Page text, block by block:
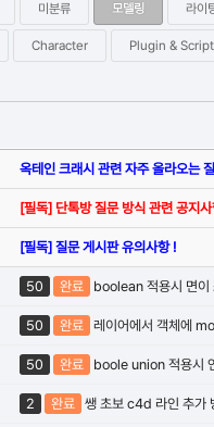
구인 / 홍보
미분류 모델링 라이
Character Plugin & Script
옥테인 크래시 관련 자주 올라오는
[필독] 단톡방 질문 방식 관련 공지
[필독] 질문 게시판 유의사항 !
50 완료 boolean 적용시 면이
50 완료 레이어에서 객체에
50 완료 boole union 적용시
2 완료 쌩 초보 c4d 라인 추가